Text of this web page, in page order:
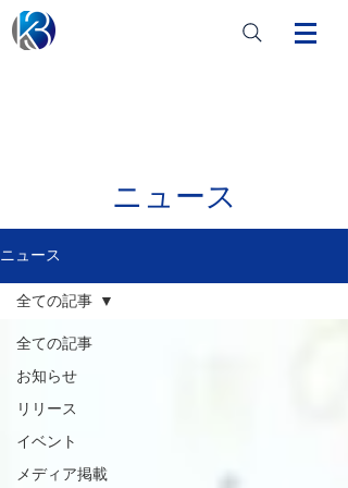
ニュース
ニュース
全ての記事
お知らせ
リリース
イベント
メディア掲載
全ての記事